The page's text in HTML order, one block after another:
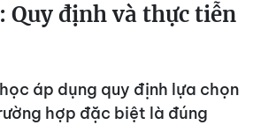
Quy định và thực tiễn
áp dụng quy định lựa chọn
hợp đặc biệt là đúng